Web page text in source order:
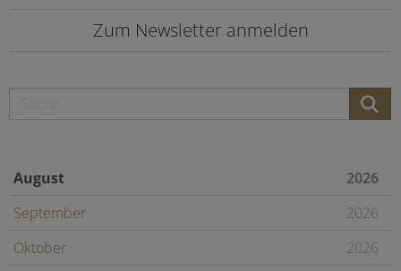
Zum Newsletter anmelden
August
2026
September
2026
Oktober
2026